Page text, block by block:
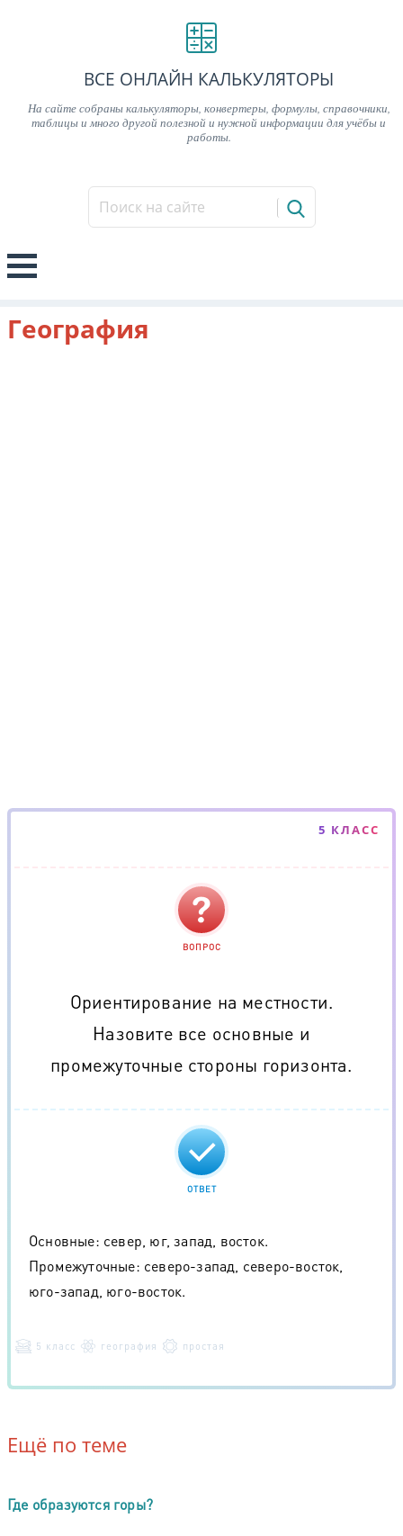
ВСЕ ОНЛАЙН КАЛЬКУЛЯТОРЫ
На сайте собраны калькуляторы, конвертеры, формулы, справочники,
таблицы и много другой полезной и нужной информации для учёбы и
работы.
География
5 КЛАСС
ВОПРОС
Ориентирование на местности.
Назовите все основные и
промежуточные стороны горизонта.
ОТВЕТ
Основные: север, юг, запад, восток.
Промежуточные: северо-запад, северо-восток,
юго-запад, юго-восток.
5 класс география простая
Ещё по теме
Где образуются горы?